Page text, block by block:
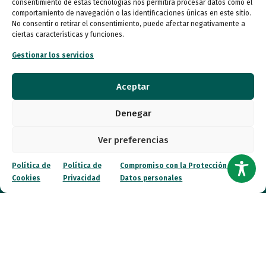
consentimiento de estas tecnologías nos permitirá procesar datos como el
comportamiento de navegación o las identificaciones únicas en este sitio.
No consentir o retirar el consentimiento, puede afectar negativamente a
ciertas características y funciones.
Gestionar los servicios
Aceptar
Denegar
Ver preferencias
Política de
Cookies
Política de
Privacidad
Compromiso con la Protección de
Datos personales
Entidades
Autismo
Recursos
Canal ético